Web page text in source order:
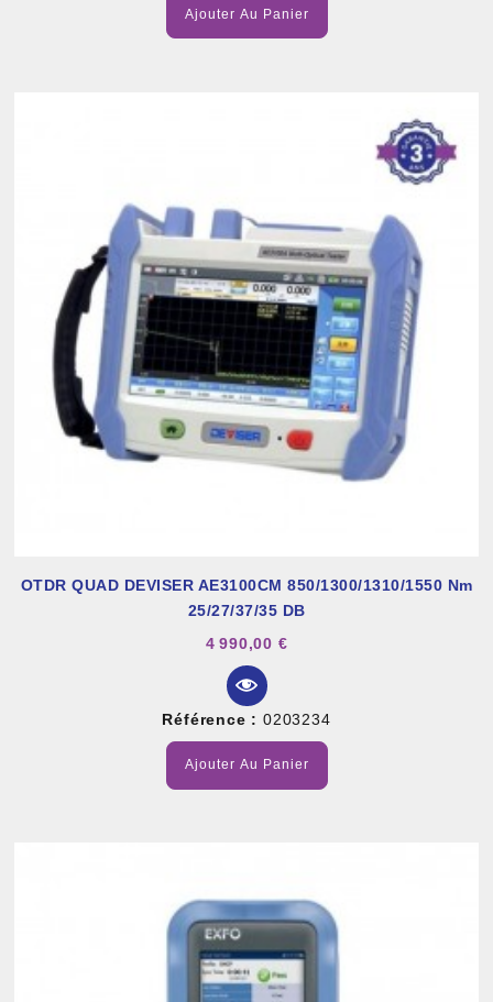
Ajouter Au Panier
OTDR QUAD DEVISER AE3100CM 850/1300/1310/1550 Nm
25/27/37/35 DB
4 990,00 €
Référence : 0203234
Ajouter Au Panier